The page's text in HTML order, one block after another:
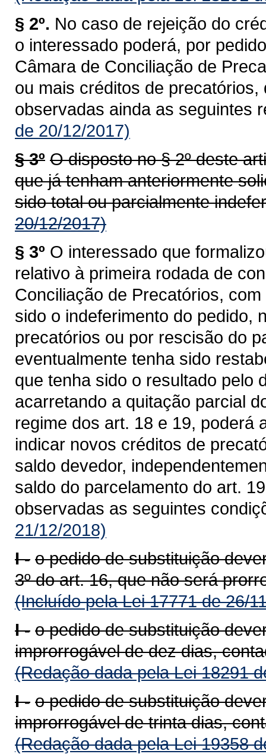
§ 2º. No caso de rejeição do
o interessado poderá, por
Câmara de Conciliação de
ou mais créditos de
observadas ainda as seguintes
de 20/12/2017)
§ 3º O disposto no § 2º deste
que já tenham anteriormente
sido total ou parcialmente
20/12/2017)
§ 3º O interessado que
relativo à primeira rodada de
Conciliação de Precatórios,
sido o indeferimento do pedido,
precatórios ou por rescisão do
eventualmente tenha sido
que tenha sido o resultado pelo
acarretando a quitação parcial
regime dos art. 18 e 19, poderá
indicar novos créditos de
saldo devedor,
saldo do parcelamento do art.
observadas as seguintes
21/12/2018)
I - o pedido de substituição
3º do art. 16, que não será
(Incluído pela Lei 17771 de 26/
I - o pedido de substituição
improrrogável de dez dias,
(Redação dada pela Lei 18291
I - o pedido de substituição
improrrogável de trinta dias,
(Redação dada pela Lei 19358